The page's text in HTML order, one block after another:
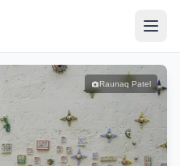
Raunaq Patel